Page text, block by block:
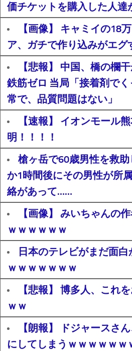
価チケットを購入した人達
【画像】 キャミイの18
ア、ガチで作り込みがエグ
【悲報】 中国、橋の欄
鉄筋ゼロ 当局「接着剤で
常で、品質問題はない」
【速報】 イオンモール
明！！！！
槍ヶ岳で60歳男性を救
か1時間後にその男性が所
絡があって……
【画像】 みいちゃんの
ｗｗｗｗｗｗ
日本のテレビがまだ面
ｗｗｗｗｗｗｗ
【悲報】 博多人、これ
ｗｗ
【朗報】 ドジャースさ
にしてしまうｗｗｗｗｗｗ